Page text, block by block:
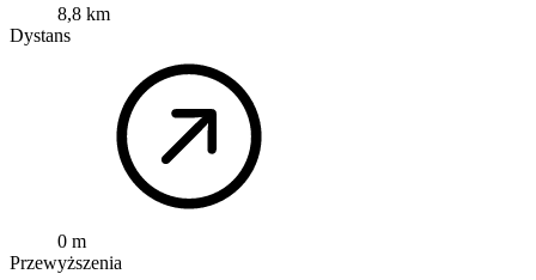
8,8 km
Dystans
0 m
Przewyższenia